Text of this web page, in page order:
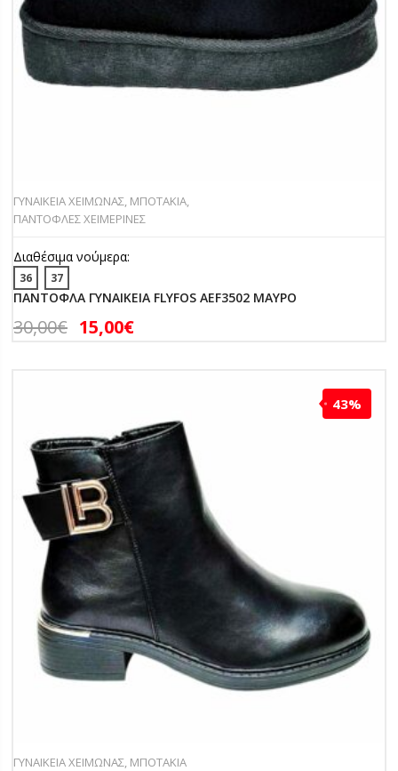
ΓΥΝΑΙΚΕΙΑ ΧΕΙΜΩΝΑΣ, ΜΠΟΤΑΚΙΑ,
ΠΑΝΤΟΦΛΕΣ ΧΕΙΜΕΡΙΝΕΣ
Διαθέσιμα νούμερα:
36 37
ΠΑΝΤΟΦΛΑ ΓΥΝΑΙΚΕΙΑ FLYFOS AEF3502 ΜΑΥΡΟ
30,00€ 15,00€
43%
ΓΥΝΑΙΚΕΙΑ ΧΕΙΜΩΝΑΣ, ΜΠΟΤΑΚΙΑ